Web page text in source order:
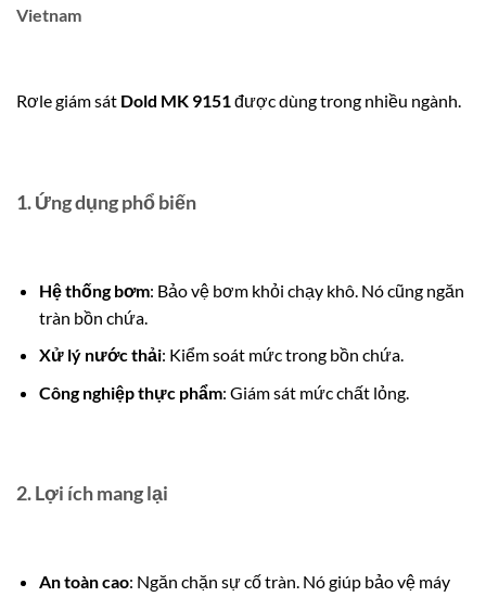
Vietnam
Rơle giám sát Dold MK 9151được dùng trong nhiều ngành.
1. Ứng dụng phổ biến
Hệ thống bơm: Bảo vệ bơm khỏi chạy khô. Nó cũng ngăn
tràn bồn chứa.
Xử lý nước thải: Kiểm soát mức trong bồn chứa.
Công nghiệp thực phẩm: Giám sát mức chất lỏng.
2. Lợi ích mang lại
An toàn cao: Ngăn chặn sự cố tràn. Nó giúp bảo vệ máy